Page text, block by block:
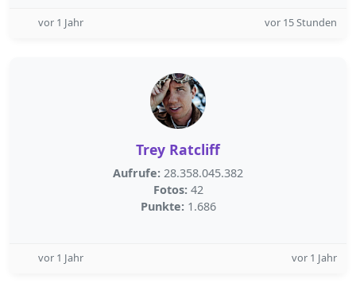
vor 1 Jahr vor 15 Stunden
Trey Ratcliff
Aufrufe: 28.358.045.382
Fotos: 42
Punkte: 1.686
vor 1 Jahr vor 1 Jahr